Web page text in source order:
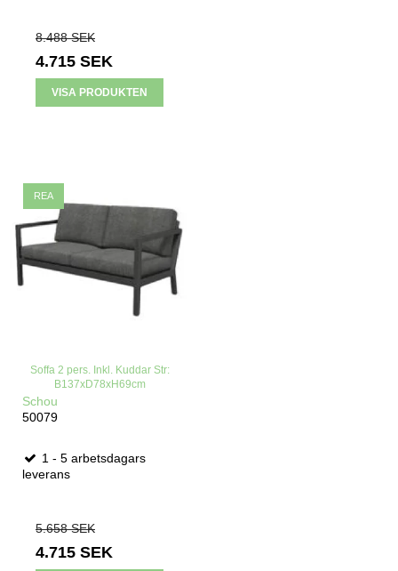
8.488 SEK
4.715 SEK
VISA PRODUKTEN
REA
Soffa 2 pers. Inkl. Kuddar Str:
B137xD78xH69cm
Schou
50079
1 - 5 arbetsdagars
leverans
5.658 SEK
4.715 SEK